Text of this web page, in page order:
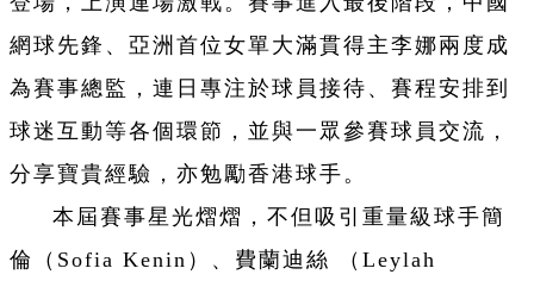
網球先鋒、亞洲首位女單大滿貫得主李娜兩度成
為賽事總監，連日專注於球員接待、賽程安排到
球迷互動等各個環節，並與一眾參賽球員交流，
分享寶貴經驗，亦勉勵香港球手。
本屆賽事星光熠熠，不但吸引重量級球手簡
倫（Sofia Kenin）、費蘭迪絲 （Leylah